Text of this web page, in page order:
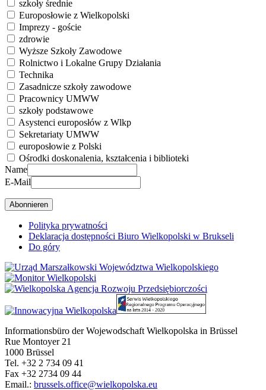
szkoły średnie
Europosłowie z Wielkopolski
Imprezy - goście
zdrowie
Wyższe Szkoły Zawodowe
Rolnictwo i Lokalne Grupy Działania
Technika
Zasadnicze szkoły zawodowe
Pracownicy UMWW
szkoły podstawowe
Asystenci europosłów z Wlkp
Sekretariaty UMWW
europosłowie z Polski
Ośrodki doskonalenia, kształcenia i biblioteki
Name
E-Mail
Polityka prywatności
Deklaracja dostępności Biuro Wielkopolski w Brukseli
Do góry
Informationsbüro der Wojewodschaft Wielkopolska in Brüssel
Rue Montoyer 21
1000 Brüssel
Tel. +32 2 734 09 41
Fax +32 2734 09 44
Email.: brussels.office@wielkopolska.eu